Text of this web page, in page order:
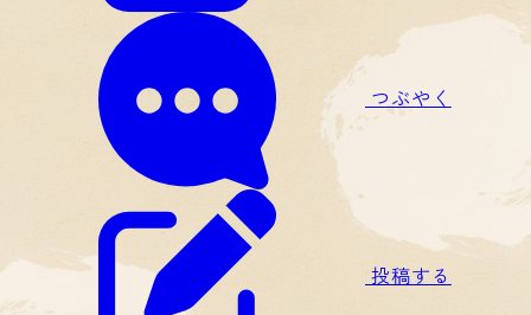
つぶやく
投稿する